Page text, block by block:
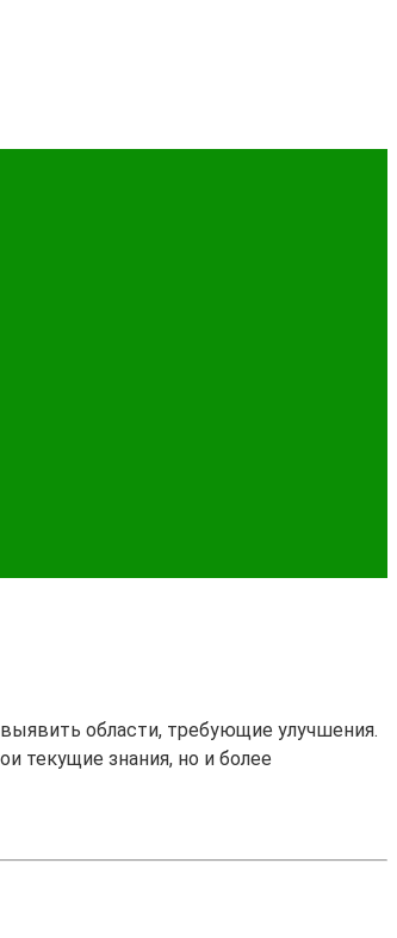
области, требующие улучшения.
текущие знания, но и более